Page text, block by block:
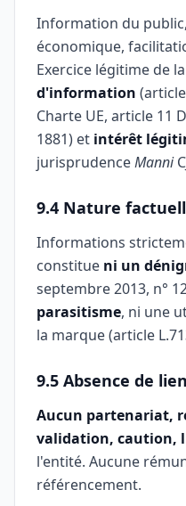
Information du
économique,
Exercice légitime de la
d'information
Charte UE, article 11
1881) et intérêt
jurisprudenceManni
9.4 Nature
Informations
constitue ni un
septembre 2013, n°
parasitisme, ni une
la marque (article
9.5 Absence de
Aucun partenariat,
validation, caution,
l'entité. Aucune
référencement.